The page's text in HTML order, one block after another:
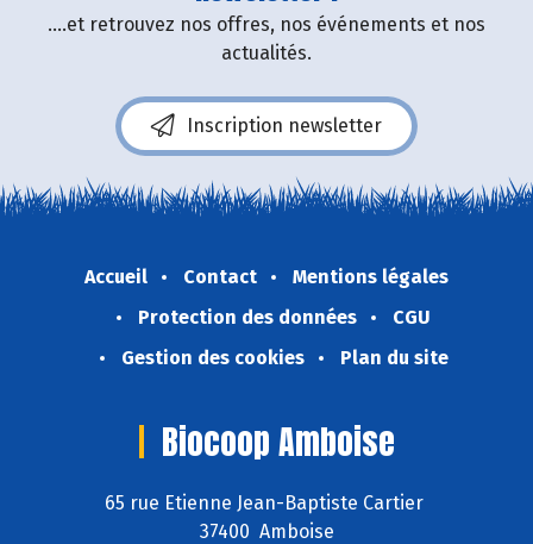
....et retrouvez nos offres, nos événements et nos
actualités.
Inscription newsletter
Accueil Contact
Mentions légales
Protection des données
CGU
Gestion des cookies
Plan du site
Biocoop Amboise
65 rue Etienne Jean-Baptiste Cartier
37400 Amboise